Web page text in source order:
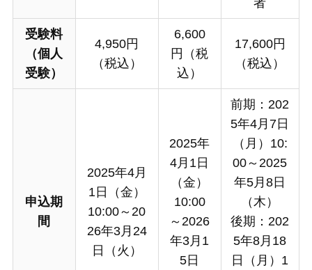
者
受験料
（個人
受験）
4,950円
（税込）
6,600
円（税
込）
17,600円
（税込）
申込期
間
2025年4月
1日（金）
10:00～20
26年3月24
日（火）
2025年
4月1日
（金）
10:00
～2026
年3月1
5日
前期：202
5年4月7日
（月）10:
00～2025
年5月8日
（木）
後期：202
5年8月18
日（月）1